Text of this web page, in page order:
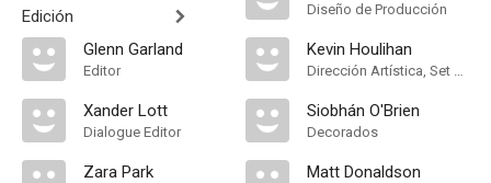
Edición
Glenn Garland
Editor
Xander Lott
Dialogue Editor
Zara Park
Diseño de Producción
Kevin Houlihan
Dirección Artística, Set Designer
Siobhán O'Brien
Decorados
Matt Donaldson